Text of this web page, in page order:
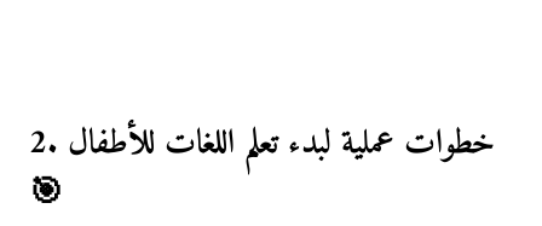
2. خطوات عملية لبدء تعلم اللغات للأطفال
🎯